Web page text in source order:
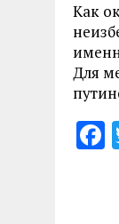
Как
Для